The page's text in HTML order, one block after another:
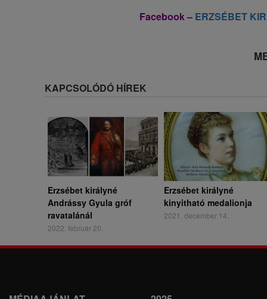
Facebook – ERZSÉBET
KAPCSOLÓDÓ HÍREK
Erzsébet királyné
Andrássy Gyula gróf
ravatalánál
2022. február 20.
Erzsébet királyné
kinyitható medalionja
2021. december 14.